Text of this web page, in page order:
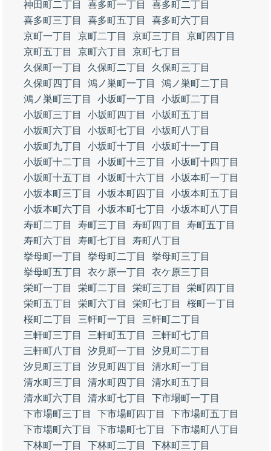
神田町二丁目 喜多町一丁目
喜多町二丁目
喜多町三丁目
喜多町五丁目
喜多町六丁目
京町一丁目
京町二丁目 京町三丁目
京町四丁目
京町五丁目
京町六丁目
京町七丁目
久保町一丁目
久保町二丁目
久保町三丁目
久保町四丁目
鴻ノ巣町一丁目
鴻ノ巣町二丁目
鴻ノ巣町三丁目
小坂町一丁目
小坂町二丁目
小坂町三丁目
小坂町四丁目
小坂町五丁目
小坂町六丁目
小坂町七丁目
小坂町八丁目
小坂町九丁目
小坂町十丁目
小坂町十一丁目
小坂町十二丁目
小坂町十三丁目
小坂町十四丁目
小坂町十五丁目
小坂町十六丁目
小坂本町一丁目
小坂本町三丁目
小坂本町四丁目
小坂本町五丁目
小坂本町六丁目
小坂本町七丁目
小坂本町八丁目
寿町二丁目
寿町三丁目 寿町四丁目
寿町五丁目
寿町六丁目
寿町七丁目
寿町八丁目
挙母町一丁目
挙母町二丁目
挙母町三丁目
挙母町五丁目
衣ケ原一丁目
衣ケ原三丁目
栄町一丁目
栄町二丁目 栄町三丁目
栄町四丁目
栄町五丁目
栄町六丁目 栄町七丁目
桜町一丁目
桜町二丁目
三軒町一丁目
三軒町二丁目
三軒町三丁目
三軒町五丁目
三軒町七丁目
三軒町八丁目
汐見町一丁目
汐見町二丁目
汐見町三丁目
汐見町四丁目
清水町一丁目
清水町三丁目
清水町四丁目
清水町五丁目
清水町六丁目
清水町七丁目
下市場町一丁目
下市場町三丁目
下市場町四丁目
下市場町五丁目
下市場町六丁目
下市場町七丁目
下市場町八丁目
下林町一丁目
下林町二丁目
下林町三丁目